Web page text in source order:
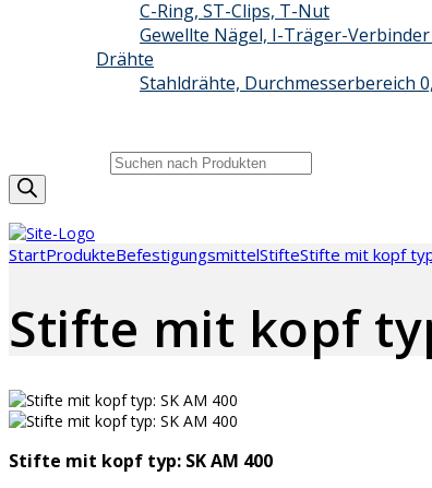
C-Ring, ST-Clips, T-Nut
Gewellte Nägel, I-Träger-Verbinder
Drähte
Stahldrähte, Durchmesserbereich
StartProdukteBefestigungsmittelStifteStifte mit kopf
Stifte mit kopf
Stifte mit kopf typ: SK AM 400